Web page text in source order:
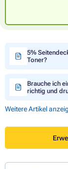
5%
Toner?
Brauche ich
richtig und
Weitere Artikel